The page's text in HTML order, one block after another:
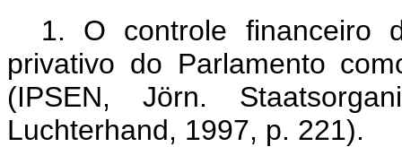
1. O controle financeiro
privativo do Parlamento
(IPSEN, Jörn.
Luchterhand, 1997, p. 221).